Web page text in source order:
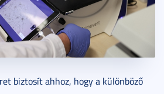
biztosít ahhoz, hogy a különböző